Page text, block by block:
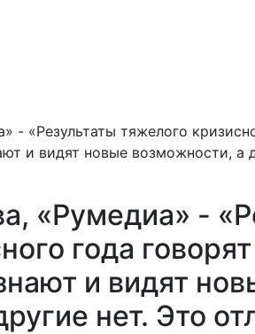
- «Результаты тяжелого
и видят новые возможности, а
«Румедиа» -
года
и видят
нет. Это